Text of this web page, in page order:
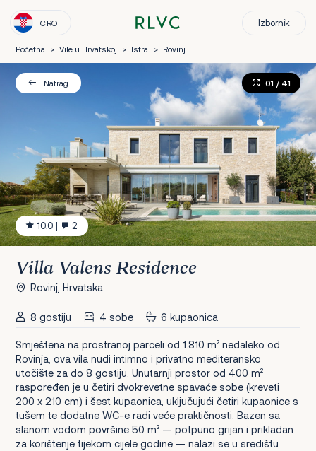
CRO Izbornik
Početna > Vile u Hrvatskoj > Istra > Rovinj
Natrag
10.0 | 2
01 / 41
Villa Valens Residence
Rovinj, Hrvatska
8 gostiju 4 sobe 6 kupaonica
Smještena na prostranoj parceli od 1.810 m² nedaleko od
Rovinja, ova vila nudi intimno i privatno mediteransko
utočište za do 8 gostiju. Unutarnji prostor od 400 m²
raspoređen je u četiri dvokrevetne spavaće sobe (kreveti
200 x 210 cm) i šest kupaonica, uključujući četiri kupaonice s
tušem te dodatne WC-e radi veće praktičnosti. Bazen sa
slanom vodom površine 50 m² — potpuno grijan i prikladan
za korištenje tijekom cijele godine — nalazi se u središtu